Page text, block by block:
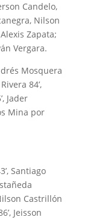
Candelo,
Nilson
Zapata;
Vergara.
Mosquera
84’,
Jader
Mina por
Santiago
Castrillón
Jeisson